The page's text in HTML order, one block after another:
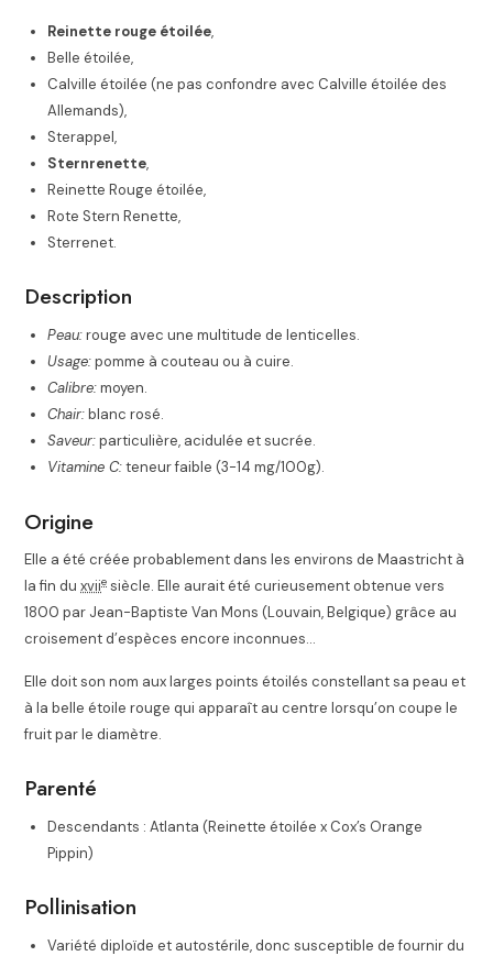
Reinette rouge étoilée,
Belle étoilée,
Calville étoilée (ne pas confondre avec Calville étoilée des
Allemands),
Sterappel,
Sternrenette,
Reinette Rouge étoilée,
Rote Stern Renette,
Sterrenet.
Description
Peau:rouge avec une multitude de lenticelles.
Usage:pomme à couteau ou à cuire.
Calibre:moyen.
Chair:blanc rosé.
Saveur:particulière, acidulée et sucrée.
Vitamine C:teneur faible (3-14 mg/100g).
Origine
Elle a été créée probablement dans les environs de Maastricht à
la fin duxviie siècle. Elle aurait été curieusement obtenue vers
1800 par Jean-Baptiste Van Mons (Louvain, Belgique) grâce au
croisement d’espèces encore inconnues…
Elle doit son nom aux larges points étoilés constellant sa peau et
à la belle étoile rouge qui apparaît au centre lorsqu’on coupe le
fruit par le diamètre.
Parenté
Descendants : Atlanta (Reinette étoilée x Cox’s Orange
Pippin)
Pollinisation
Variété diploïde et autostérile, donc susceptible de fournir du